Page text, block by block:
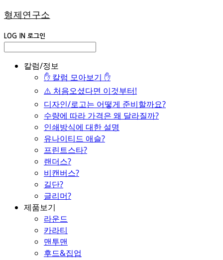
형제연구소
LOG IN 로그인
칼럼/정보
✋ 칼럼 모아보기 ✋
⚠️ 처음오셨다면 이것부터!
디자인/로고는 어떻게 준비할까요?
수량에 따라 가격은 왜 달라질까?
인쇄방식에 대한 설명
유나이티드 애슬?
프린트스타?
랜더스?
비캔버스?
길단?
글리머?
제품보기
라운드
카라티
맨투맨
후드&집업